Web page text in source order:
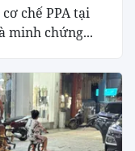
chế PPA tại
minh chứng...